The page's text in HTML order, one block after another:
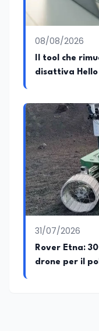
08/08/2026
Il tool che
disattiva Hello
31/07/2026
Rover Etna:
drone per il